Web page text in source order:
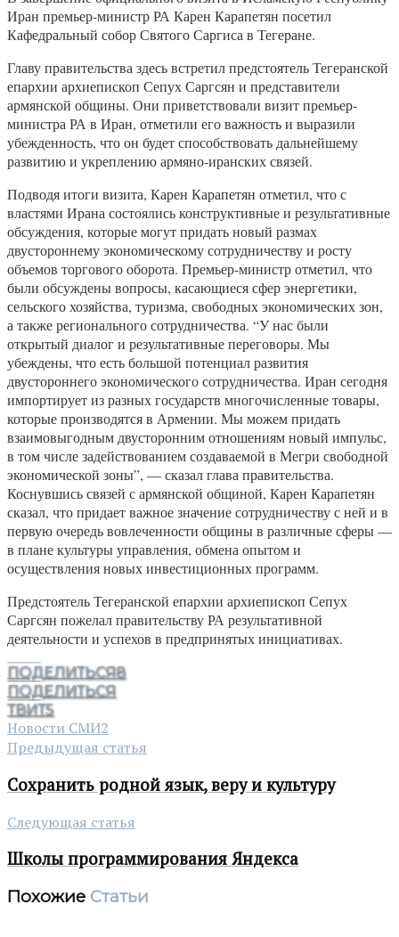
Иран премьер-министр РА Карен Карапетян посетил
Кафедральный собор Святого Саргиса в Тегеране.
Главу правительства здесь встретил предстоятель Тегеранской
епархии архиепископ Сепух Саргсян и представители
армянской общины. Они приветствовали визит премьер-
министра РА в Иран, отметили его важность и выразили
убежденность, что он будет способствовать дальнейшему
развитию и укреплению армяно-иранских связей.
Подводя итоги визита, Карен Карапетян отметил, что с
властями Ирана состоялись конструктивные и результативные
обсуждения, которые могут придать новый размах
двустороннему экономическому сотрудничеству и росту
объемов торгового оборота. Премьер-министр отметил, что
были обсуждены вопросы, касающиеся сфер энергетики,
сельского хозяйства, туризма, свободных экономических зон,
а также регионального сотрудничества. “У нас были
открытый диалог и результативные переговоры. Мы
убеждены, что есть большой потенциал развития
двустороннего экономического сотрудничества. Иран сегодня
импортирует из разных государств многочисленные товары,
которые производятся в Армении. Мы можем придать
взаимовыгодным двусторонним отношениям новый импульс,
в том числе задействованием создаваемой в Мегри свободной
экономической зоны”, — сказал глава правительства.
Коснувшись связей с армянской общиной, Карен Карапетян
сказал, что придает важное значение сотрудничеству с ней и в
первую очередь вовлеченности общины в различные сферы —
в плане культуры управления, обмена опытом и
осуществления новых инвестиционных программ.
Предстоятель Тегеранской епархии архиепископ Сепух
Саргсян пожелал правительству РА результативной
деятельности и успехов в предпринятых инициативах.
ПОДЕЛИТЬСЯ8
ПОДЕЛИТЬСЯ
ТВИТ5
Новости СМИ2
Предыдущая статья
Сохранить родной язык, веру и культуру
Следующая статья
Школы программирования Яндекса
Похожие Статьи